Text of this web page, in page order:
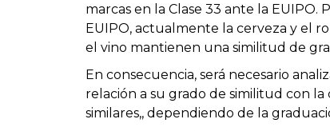
marcas en la Clase 33 ante la
EUIPO, actualmente la cerveza y el
el vino mantienen una similitud de
En consecuencia, será necesario
relación a su grado de similitud con la
similares,, dependiendo de la